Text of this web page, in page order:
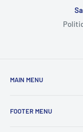
MAIN MENU
tous les produits
FOOTER MENU